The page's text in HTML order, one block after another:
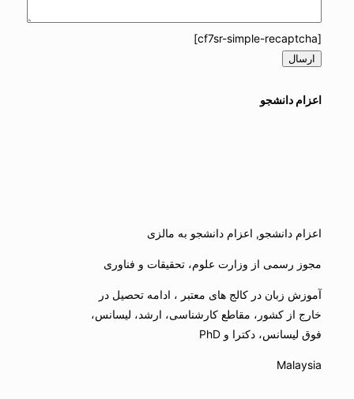
[cf7sr-simple-recaptcha]
اعزام دانشجو
اعزام دانشجو, اعزام دانشجو به مالزی
مجوز رسمی از وزارت علوم، تحقیقات و فناوری
آموزش زبان در کالج های معتبر ، ادامه تحصیل در
خارج از کشور، مقاطع کارشناسی، ارشد، لیسانس،
فوق لیسانس، دکترا و PhD
Malaysia